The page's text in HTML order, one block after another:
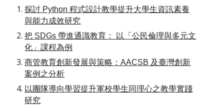
探討 Python 程式設計教學提升大學生資訊素養
與能力成效研究
把 SDGs 帶進通識教育： 以「公民倫理與多元文
化」課程為例
商管教育創新發展與策略：AACSB 及臺灣創新
案例之分析
以團隊導向學習提升軍校學生同理心之教學實踐
研究